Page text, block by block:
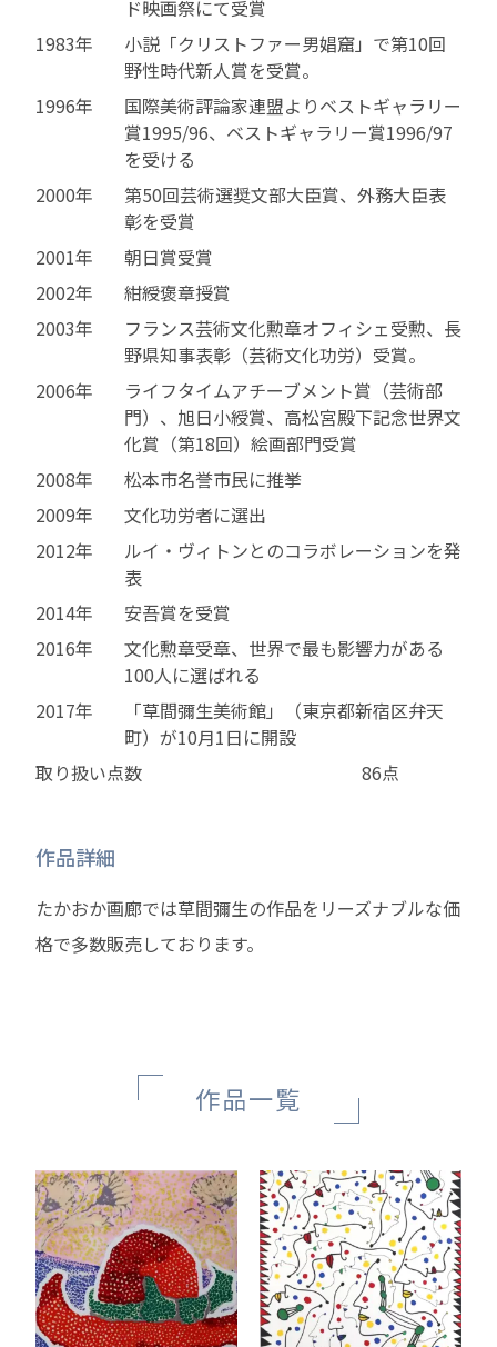
ド映画祭にて受賞
1983年
小説「クリストファー男娼窟」で第10回
野性時代新人賞を受賞。
1996年
国際美術評論家連盟よりベストギャラリー
賞1995/96、ベストギャラリー賞1996/97
を受ける
2000年
第50回芸術選奨文部大臣賞、外務大臣表
彰を受賞
2001年
朝日賞受賞
2002年
紺綬褒章授賞
2003年
フランス芸術文化勲章オフィシェ受勲、長
野県知事表彰（芸術文化功労）受賞。
2006年
ライフタイムアチーブメント賞（芸術部
門）、旭日小綬賞、高松宮殿下記念世界文
化賞（第18回）絵画部門受賞
2008年
松本市名誉市民に推挙
2009年
文化功労者に選出
2012年
ルイ・ヴィトンとのコラボレーションを発
表
2014年
安吾賞を受賞
2016年
文化勲章受章、世界で最も影響力がある
100人に選ばれる
2017年
「草間彌生美術館」（東京都新宿区弁天
町）が10月1日に開設
取り扱い点数
86点
作品詳細
たかおか画廊では草間彌生の作品をリーズナブルな価
格で多数販売しております。
作品一覧